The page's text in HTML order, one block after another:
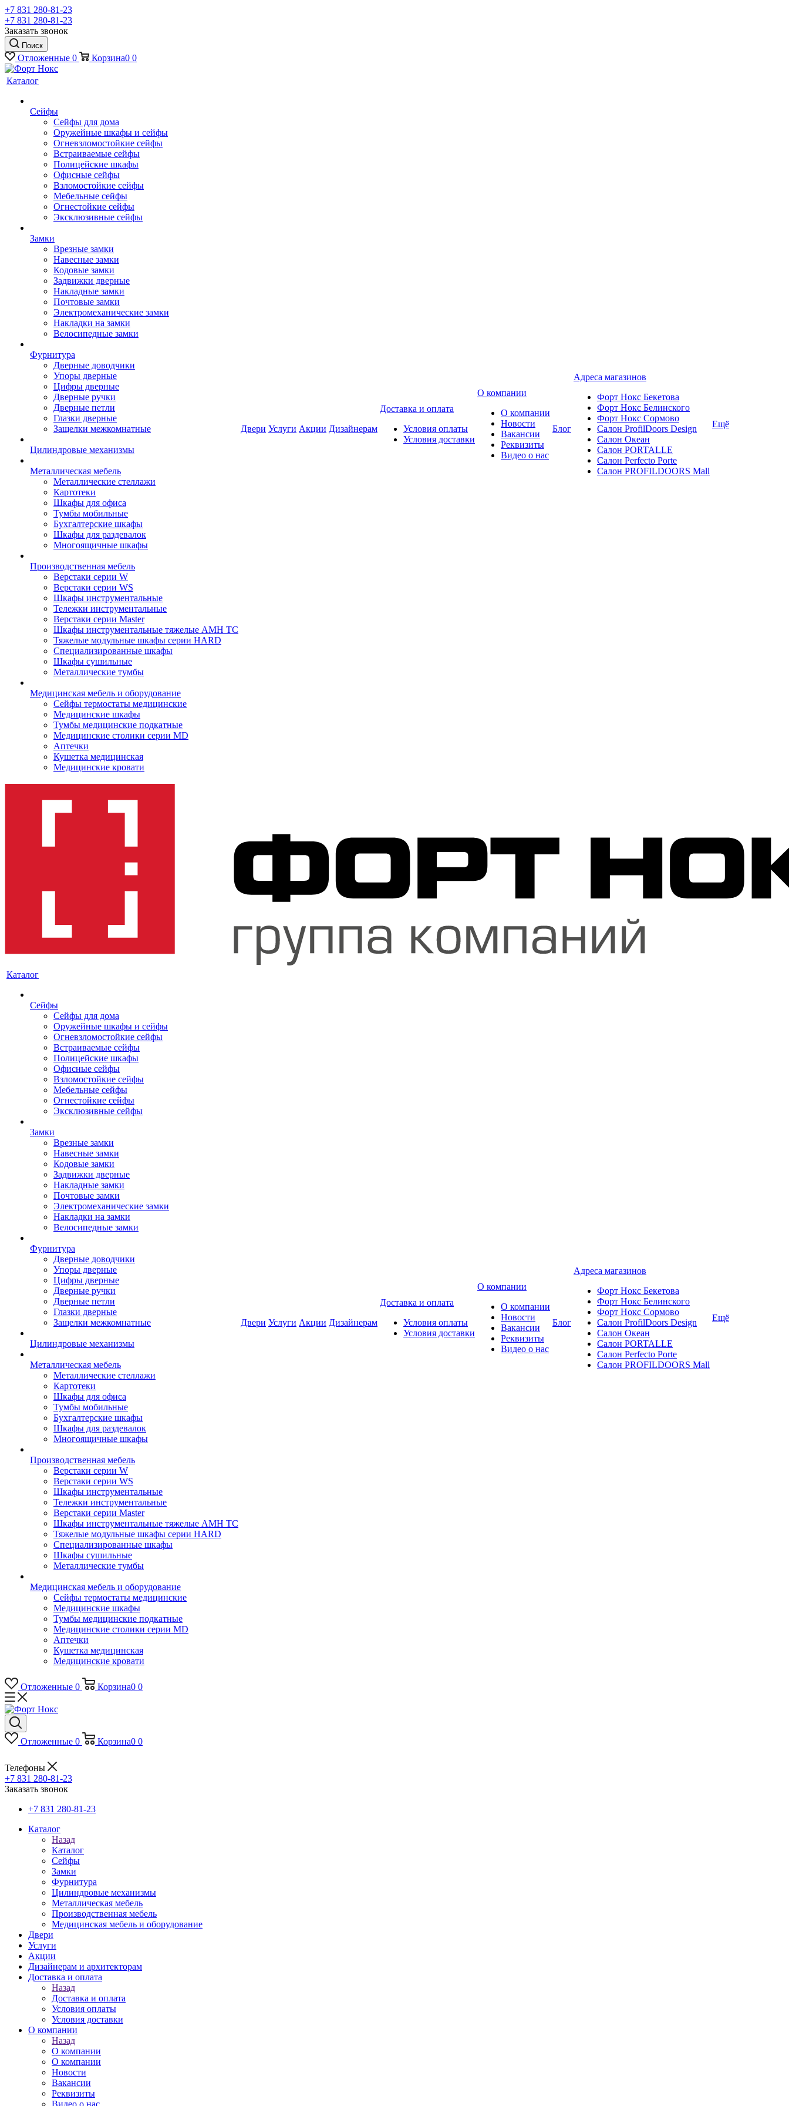
+7 831 280-81-23
+7 831 280-81-23
Заказать звонок
Поиск
Отложенные 0 Корзина0 0
Каталог
Сейфы
Сейфы для дома
Оружейные шкафы и сейфы
Огневзломостойкие сейфы
Встраиваемые сейфы
Полицейские шкафы
Офисные сейфы
Взломостойкие сейфы
Мебельные сейфы
Огнестойкие сейфы
Эксклюзивные сейфы
Замки
Врезные замки
Навесные замки
Кодовые замки
Задвижки дверные
Накладные замки
Почтовые замки
Электромеханические замки
Накладки на замки
Велосипедные замки
Фурнитура
Дверные доводчики
Упоры дверные
Цифры дверные
Дверные ручки
Дверные петли
Глазки дверные
Защелки межкомнатные
Цилиндровые механизмы
Металлическая мебель
Металлические стеллажи
Картотеки
Шкафы для офиса
Тумбы мобильные
Бухгалтерские шкафы
Шкафы для раздевалок
Многоящичные шкафы
Производственная мебель
Верстаки серии W
Верстаки серии WS
Шкафы инструментальные
Тележки инструментальные
Верстаки серии Master
Шкафы инструментальные тяжелые AMH TC
Тяжелые модульные шкафы серии HARD
Cпециализированные шкафы
Шкафы сушильные
Металлические тумбы
Медицинская мебель и оборудование
Сейфы термостаты медицинские
Медицинские шкафы
Тумбы медицинские подкатные
Медицинские столики серии MD
Аптечки
Кушетка медицинская
Медицинские кровати
Двери Услуги Акции Дизайнерам
Доставка и оплата
Условия оплаты
Условия доставки
О компании
О компании
Новости
Вакансии
Реквизиты
Видео о нас
Блог
Адреса магазинов
Форт Нокс Бекетова
Форт Нокс Белинского
Форт Нокс Сормово
Салон ProfilDoors Design
Салон Океан
Салон PORTALLE
Салон Perfecto Portе
Салон PROFILDOORS Mall
Ещё
Каталог
Сейфы
Сейфы для дома
Оружейные шкафы и сейфы
Огневзломостойкие сейфы
Встраиваемые сейфы
Полицейские шкафы
Офисные сейфы
Взломостойкие сейфы
Мебельные сейфы
Огнестойкие сейфы
Эксклюзивные сейфы
Замки
Врезные замки
Навесные замки
Кодовые замки
Задвижки дверные
Накладные замки
Почтовые замки
Электромеханические замки
Накладки на замки
Велосипедные замки
Фурнитура
Дверные доводчики
Упоры дверные
Цифры дверные
Дверные ручки
Дверные петли
Глазки дверные
Защелки межкомнатные
Цилиндровые механизмы
Металлическая мебель
Металлические стеллажи
Картотеки
Шкафы для офиса
Тумбы мобильные
Бухгалтерские шкафы
Шкафы для раздевалок
Многоящичные шкафы
Производственная мебель
Верстаки серии W
Верстаки серии WS
Шкафы инструментальные
Тележки инструментальные
Верстаки серии Master
Шкафы инструментальные тяжелые AMH TC
Тяжелые модульные шкафы серии HARD
Cпециализированные шкафы
Шкафы сушильные
Металлические тумбы
Медицинская мебель и оборудование
Сейфы термостаты медицинские
Медицинские шкафы
Тумбы медицинские подкатные
Медицинские столики серии MD
Аптечки
Кушетка медицинская
Медицинские кровати
Двери Услуги Акции Дизайнерам
Доставка и оплата
Условия оплаты
Условия доставки
О компании
О компании
Новости
Вакансии
Реквизиты
Видео о нас
Блог
Адреса магазинов
Форт Нокс Бекетова
Форт Нокс Белинского
Форт Нокс Сормово
Салон ProfilDoors Design
Салон Океан
Салон PORTALLE
Салон Perfecto Portе
Салон PROFILDOORS Mall
Ещё
Отложенные 0 Корзина0 0
Отложенные 0 Корзина0 0
Телефоны
+7 831 280-81-23
Заказать звонок
+7 831 280-81-23
Каталог
Назад
Каталог
Сейфы
Замки
Фурнитура
Цилиндровые механизмы
Металлическая мебель
Производственная мебель
Медицинская мебель и оборудование
Двери
Услуги
Акции
Дизайнерам и архитекторам
Доставка и оплата
Назад
Доставка и оплата
Условия оплаты
Условия доставки
О компании
Назад
О компании
О компании
Новости
Вакансии
Реквизиты
Видео о нас